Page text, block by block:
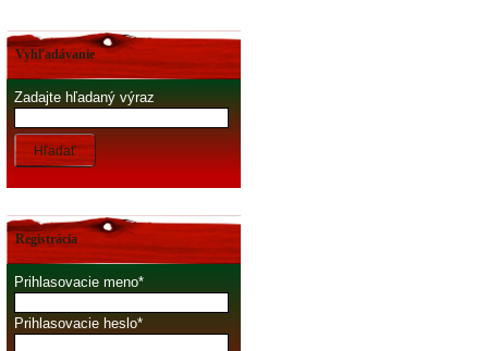
Vyhľadávanie
Zadajte hľadaný výraz
Hľadať
Registrácia
Prihlasovacie meno
Prihlasovacie heslo